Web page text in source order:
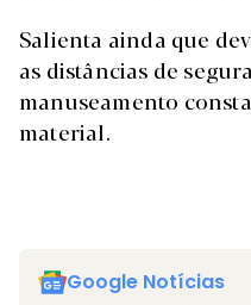
Salienta ainda que
as distâncias de
manuseamento
material.
Google Notícias